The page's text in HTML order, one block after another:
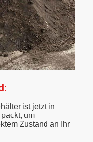
ist jetzt in
um
Zustand an Ihr